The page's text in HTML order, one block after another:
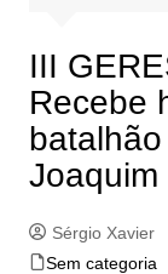
III
Recebe
Joaquim
Sérgio Xavier
Sem categoria